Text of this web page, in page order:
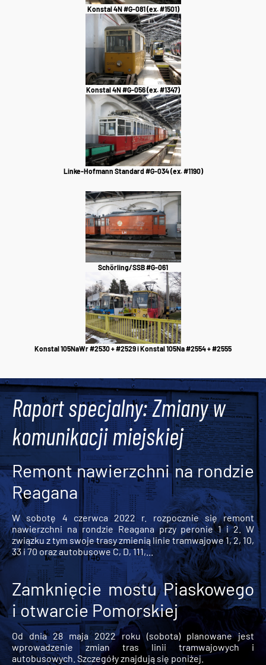
Konstal 4N #G-081 (ex. #1501)
Konstal 4N #G-056 (ex. #1347)
Linke-Hofmann Standard #G-034 (ex. #1190)
Schörling/SSB #G-061
Konstal 105NaWr #2530 + #2529 i Konstal 105Na #2554 + #2555
Raport specjalny: Zmiany w
komunikacji miejskiej
Remont nawierzchni na rondzie
Reagana
W sobotę 4 czerwca 2022 r. rozpocznie się remont
nawierzchni na rondzie Reagana przy peronie 1 i 2. W
związku z tym swoje trasy zmienią linie tramwajowe 1, 2, 10,
33 i 70 oraz autobusowe C, D, 111,...
Zamknięcie mostu Piaskowego
i otwarcie Pomorskiej
Od dnia 28 maja 2022 roku (sobota) planowane jest
wprowadzenie zmian tras linii tramwajowych i
autobusowych. Szczegóły znajdują się poniżej.